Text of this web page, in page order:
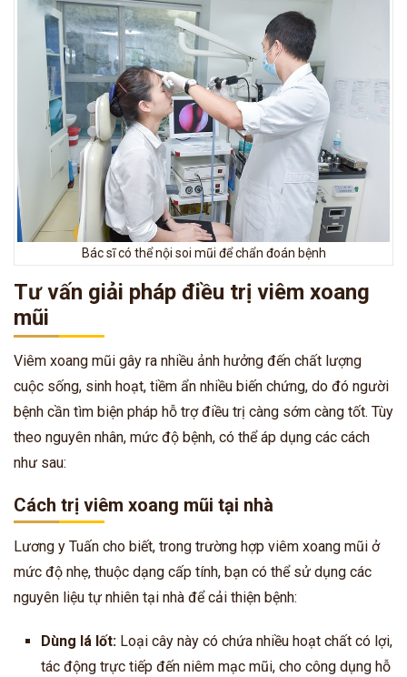
Bác sĩ có thể nội soi mũi để chẩn đoán bệnh
Tư vấn giải pháp điều trị viêm xoang
mũi
Viêm xoang mũi gây ra nhiều ảnh hưởng đến chất lượng
cuộc sống, sinh hoạt, tiềm ẩn nhiều biến chứng, do đó người
bệnh cần tìm biện pháp hỗ trợ điều trị càng sớm càng tốt. Tùy
theo nguyên nhân, mức độ bệnh, có thể áp dụng các cách
như sau:
Cách trị viêm xoang mũi tại nhà
Lương y Tuấn cho biết, trong trường hợp viêm xoang mũi ở
mức độ nhẹ, thuộc dạng cấp tính, bạn có thể sử dụng các
nguyên liệu tự nhiên tại nhà để cải thiện bệnh:
Dùng lá lốt: Loại cây này có chứa nhiều hoạt chất có lợi,
tác động trực tiếp đến niêm mạc mũi, cho công dụng hỗ